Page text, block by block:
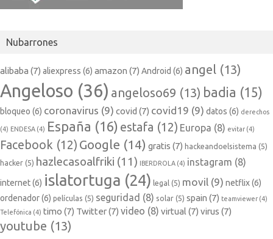
Nubarrones
alibaba (7) aliexpress (6) amazon (7) Android (6) angel (13)
Angeloso (36) angeloso69 (13) badia (15)
bloqueo (6) coronavirus (9) covid (7) covid19 (9) datos (6) derechos
(4) ENDESA (4) España (16) estafa (12) Europa (8) evitar (4)
Facebook (12) Google (14) gratis (7) hackeandoelsistema (5)
hacker (5) hazlecasoalfriki (11) IBERDROLA (4) instagram (8)
internet(6) islatortuga (24) legal (5) movil (9) netflix(6)
ordenador(6) películas (5) seguridad (8) solar (5) spain (7) teamviewer (4)
Telefónica (4) timo (7) Twitter(7) video (8) virtual (7) virus (7)
youtube (13)